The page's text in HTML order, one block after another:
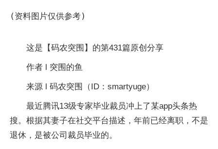
(资料图片仅供参考)
这是【码农突围】的第431篇原创分享
作者 l 突围的鱼
来源 l 码农突围（ID：smartyuge）
最近腾讯13级专家毕业裁员冲上了某app头条热
搜。根据其妻子在社交平台描述，年前已经离职，不是
退休，是被公司裁员毕业的。